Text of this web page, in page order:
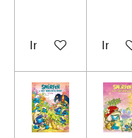
In winkelwagen
In